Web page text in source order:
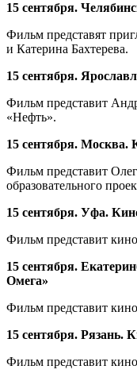
15 сентября.
Фильм представят
и Катерина Бахтерева.
15 сентября.
Фильм представит
«Нефть».
15 сентября. Москва.
Фильм представит
образовательного
15 сентября. Уфа.
Фильм представит
15 сентября.
Омега»
Фильм представит
15 сентября. Рязань.
Фильм представит